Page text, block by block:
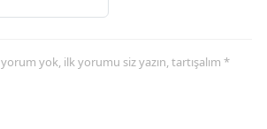
yok, ilk yorumu siz yazın, tartışalım *